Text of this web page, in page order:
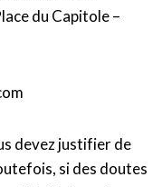
du Capitole –
devez justifier de
si des doutes